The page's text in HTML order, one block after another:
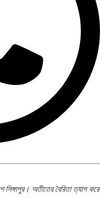
সিঙ্গাপুর। অতীতের বৈরিতা ত্যাগ করে